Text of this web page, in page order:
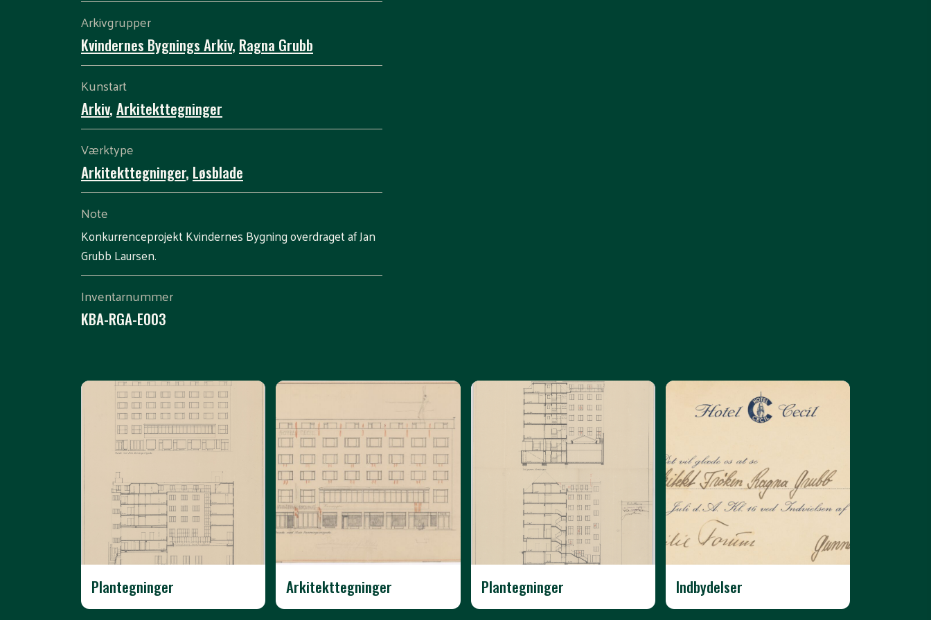
Arkivgrupper
Kvindernes Bygnings Arkiv, Ragna Grubb
Kunstart
Arkiv,Arkitekttegninger
Værktype
Arkitekttegninger, Løsblade
Note
Konkurrenceprojekt Kvindernes Bygning overdraget af Jan
Grubb Laursen.
Inventarnummer
KBA-RGA-E003
Plantegninger Arkitekttegninger Plantegninger Indbydelser